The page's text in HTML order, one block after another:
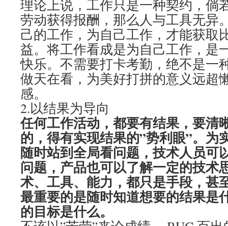
理论上说，工作只是一种契约，倘
劳动获得报酬，那么人与工具无异
己的工作，为自己工作，才能获取
益。将工作看成是为自己工作，是
快乐。不需要打卡考勤，绝不是一
做天在看，为美好打拼的意义远超
感。
2.以结果为导向
任何工作活动，都要有结果，要清
的，得有实现结果的”势利眼”。为
随时站到全局看问题，技术人员可
问题，产品也可以了解一定的技术
术、工具、能力，都只是手段，甚
最重要的是随时知道想要的结果是
的目标是什么。